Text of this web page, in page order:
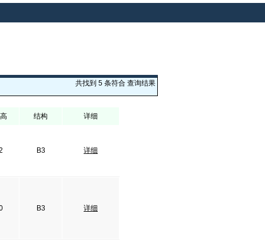
共找到 5 条符合 查询结果
结构 详细
B3 详细
B3 详细